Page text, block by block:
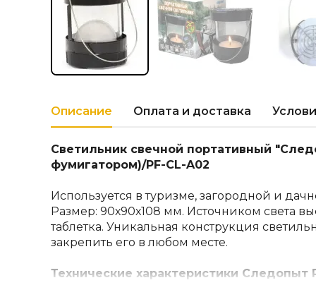
Описание Оплата и доставка
Светильник свечной портативный
фумигатором)/PF-CL-A02
Используется в туризме, загородной и
Размер: 90х90х108 мм. Источником света
таблетка. Уникальная конструкция
закрепить его в любом месте.
Технические характеристики Следопыт